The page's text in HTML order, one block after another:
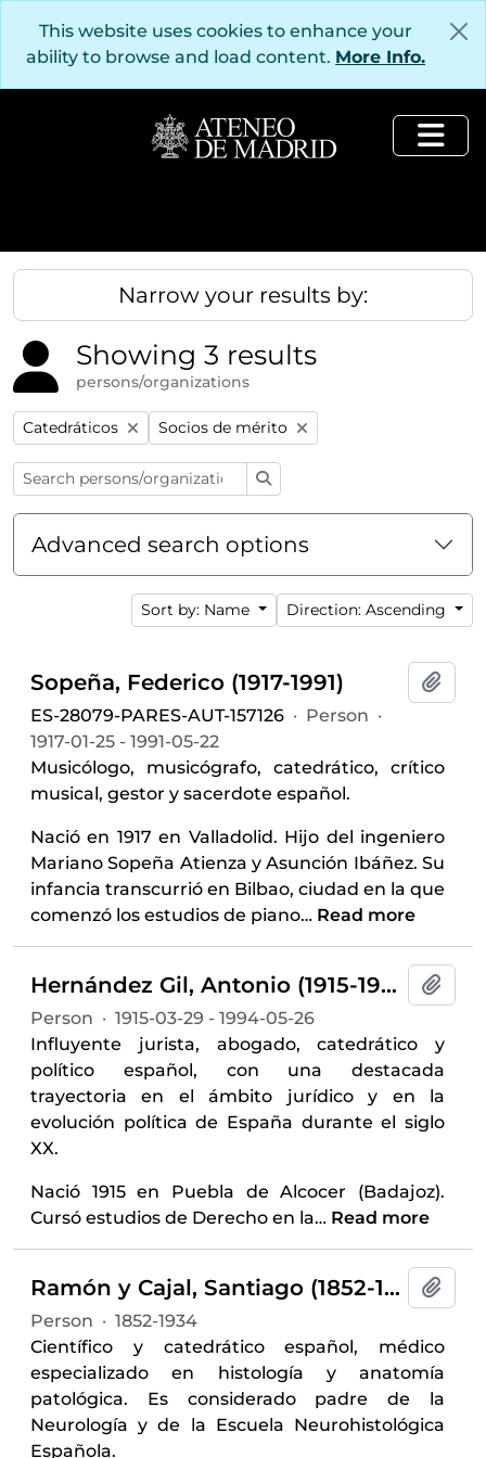
This website uses cookies to enhance your
ability to browse and load content. More Info.
Narrow your results by:
Showing 3 results
persons/organizations
Remove filter:
Catedráticos Remove filter:
Socios de mérito
Advanced search options
Sort by: Name Direction: Ascending
Sopeña, Federico (1917-1991)
ES-28079-PARES-AUT-157126 · Person ·
1917-01-25 - 1991-05-22
Musicólogo, musicógrafo, catedrático, crítico
musical, gestor y sacerdote español.
Nació en 1917 en Valladolid. Hijo del ingeniero
Mariano Sopeña Atienza y Asunción Ibáñez. Su
infancia transcurrió en Bilbao, ciudad en la que
comenzó los estudios de piano… Read more
Hernández Gil, Antonio (1915-1994)
Person · 1915-03-29 - 1994-05-26
Influyente jurista, abogado, catedrático y
político español, con una destacada
trayectoria en el ámbito jurídico y en la
evolución política de España durante el siglo
XX.
Nació 1915 en Puebla de Alcocer (Badajoz).
Cursó estudios de Derecho en la… Read more
Ramón y Cajal, Santiago (1852-1934)
Person · 1852-1934
Científico y catedrático español, médico
especializado en histología y anatomía
patológica. Es considerado padre de la
Neurología y de la Escuela Neurohistológica
Española.